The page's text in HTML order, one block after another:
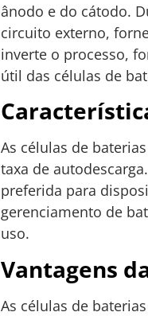
ânodo e do cátodo.
circuito externo,
inverte o processo,
útil das células de
As células de
taxa de
preferida para
gerenciamento de
uso.
Vantagens
As células de